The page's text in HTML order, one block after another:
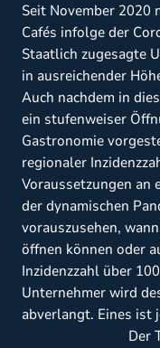
Seit November 2020
Cafés infolge der
Staatlich zugesagte
in ausreichender
Auch nachdem in
ein stufenweiser
Gastronomie
regionaler
Voraussetzungen
der dynamischen
vorauszusehen,
öffnen können oder
Inzidenzzahl über
Unternehmer wird
abverlangt. Eines ist
Der